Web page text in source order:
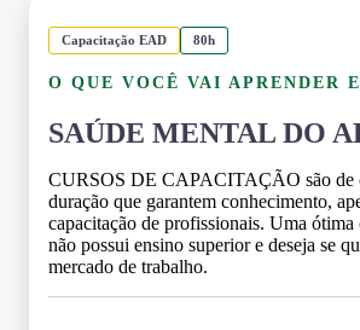
Capacitação EAD 80h
O QUE VOCÊ VAI APRENDER
SAÚDE MENTAL DO
CURSOS DE CAPACITAÇÃO são de
duração que garantem conhecimento,
capacitação de profissionais. Uma ótima
não possui ensino superior e deseja se
mercado de trabalho.